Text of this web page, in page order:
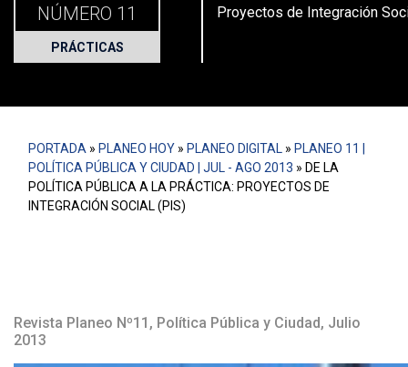
NÚMERO 11
PRÁCTICAS
Proyectos de Integración
PORTADA » PLANEO HOY » PLANEO DIGITAL » PLANEO 11 |
POLÍTICA PÚBLICA Y CIUDAD | JUL - AGO 2013 » DE LA
POLÍTICA PÚBLICA A LA PRÁCTICA: PROYECTOS DE
INTEGRACIÓN SOCIAL (PIS)
Revista Planeo Nº11, Política Pública y Ciudad, Julio
2013